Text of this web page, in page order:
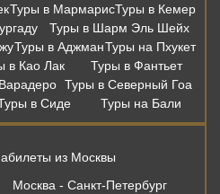
Туры в МармарисТуры в Кемер
Туры в Шарм Эль Шейх
Туры в АджманТуры на Пхукет
в Као Лак
Туры в Фантьет
Туры в Северный Гоа
в Сиде Туры на Бали
из Москвы
Москва - Санкт-Петербург